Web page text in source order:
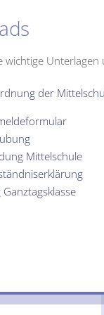
wichtige
der
Mittelschule